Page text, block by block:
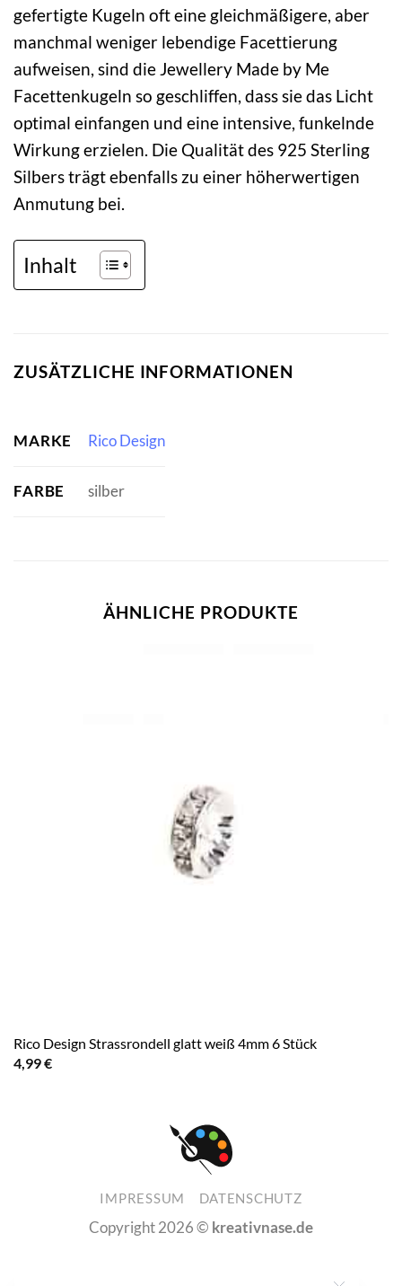
gefertigte Kugeln oft eine gleichmäßigere, aber
manchmal weniger lebendige Facettierung
aufweisen, sind die Jewellery Made by Me
Facettenkugeln so geschliffen, dass sie das Licht
optimal einfangen und eine intensive, funkelnde
Wirkung erzielen. Die Qualität des 925 Sterling
Silbers trägt ebenfalls zu einer höherwertigen
Anmutung bei.
Inhalt
ZUSÄTZLICHE INFORMATIONEN
MARKE Rico Design
FARBE silber
ÄHNLICHE PRODUKTE
Rico Design Strassrondell glatt weiß 4mm 6 Stück
4,99€
IMPRESSUM DATENSCHUTZ
Copyright 2026 © kreativnase.de